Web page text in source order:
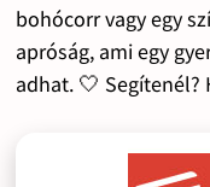
bohócorr vagy egy
apróság, ami egy
adhat. 🤍